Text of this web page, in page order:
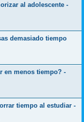
al adolescente -
demasiado tiempo
en menos tiempo? -
tiempo al estudiar -